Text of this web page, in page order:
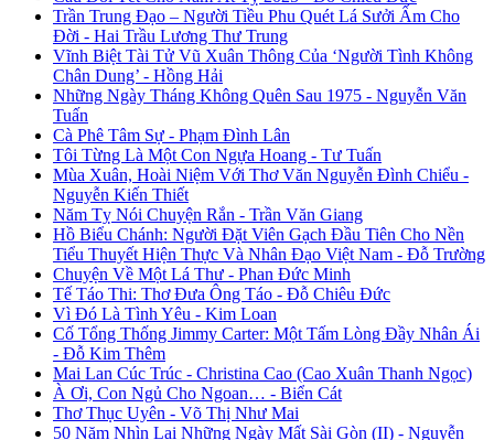
Trần Trung Đạo – Người Tiều Phu Quét Lá Sưởi Ấm Cho
Đời - Hai Trầu Lương Thư Trung
Vĩnh Biệt Tài Tử Vũ Xuân Thông Của ‘Người Tình Không
Chân Dung’ - Hồng Hải
Những Ngày Tháng Không Quên Sau 1975 - Nguyễn Văn
Tuấn
Cà Phê Tâm Sự - Phạm Đình Lân
Tôi Từng Là Một Con Ngựa Hoang - Tư Tuấn
Mùa Xuân, Hoài Niệm Với Thơ Văn Nguyễn Đình Chiểu -
Nguyễn Kiến Thiết
Năm Tỵ Nói Chuyện Rắn - Trần Văn Giang
Hồ Biểu Chánh: Người Đặt Viên Gạch Đầu Tiên Cho Nền
Tiểu Thuyết Hiện Thực Và Nhân Đạo Việt Nam - Đỗ Trường
Chuyện Về Một Lá Thư - Phan Đức Minh
Tế Táo Thi: Thơ Đưa Ông Táo - Đỗ Chiêu Đức
Vì Đó Là Tình Yêu - Kim Loan
Cố Tổng Thống Jimmy Carter: Một Tấm Lòng Đầy Nhân Ái
- Đỗ Kim Thêm
Mai Lan Cúc Trúc - Christina Cao (Cao Xuân Thanh Ngọc)
À Ơi, Con Ngủ Cho Ngoan… - Biển Cát
Thơ Thục Uyên - Võ Thị Như Mai
50 Năm Nhìn Lại Những Ngày Mất Sài Gòn (II) - Nguyễn